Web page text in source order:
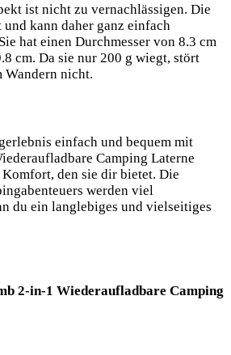
ist nicht zu vernachlässigen. Die
kann daher ‌ganz⁤ einfach
hat ⁤einen ⁤Durchmesser ‌von 8.3⁤ cm
cm. ​Da sie‌ nur 200 g wiegt, ​stört
nicht.
einfach und bequem mit
Camping Laterne
​den sie dir bietet. Die
werden viel
‍du ein langlebiges und vielseitiges⁢
2-in-1 Wiederaufladbare Camping